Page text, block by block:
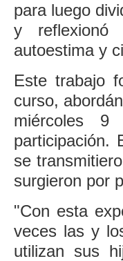
para luego
y reflexionó
autoestima y
Este trabajo
curso,
miércoles
participación.
se
surgieron por
"Con esta
veces las y
utilizan sus